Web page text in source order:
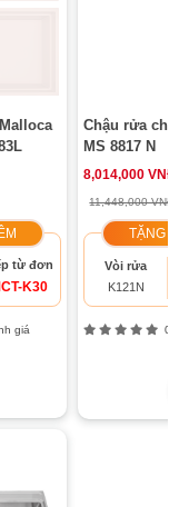
từ đơn
K30
giá
Chậu rửa
MS 8817 N
8,014,000 VNĐ
11,448,000 VNĐ
TẶNG
Vòi rửa
K121N
0